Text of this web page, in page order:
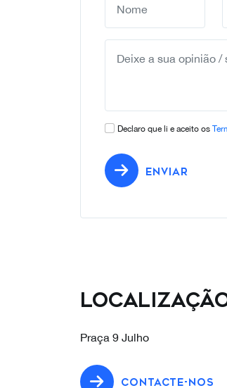
Declaro que li e aceito os
ENVIAR
Praça 9 Julho
CONTACTE-NOS